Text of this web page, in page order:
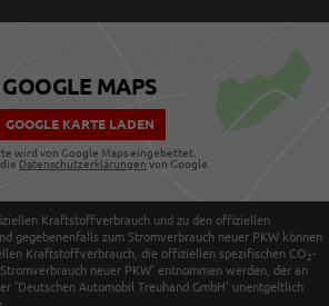
GOOGLE MAPS
GOOGLE KARTE LADEN
wird von Google Maps eingebettet.
Datenschutzerklärungen von Google.
Kraftstoffverbrauch und zu den offiziellen
gegebenenfalls zum Stromverbrauch neuer PKW können
Kraftstoffverbrauch, die offiziellen spezifischen CO 2-
neuer PKW' entnommen werden, der an
'Deutschen Automobil Treuhand GmbH' unentgeltlich